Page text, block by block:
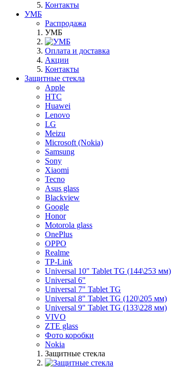
Контакты
УМБ
Распродажа
УМБ
Оплата и доставка
Акции
Контакты
Защитные стекла
Apple
HTC
Huawei
Lenovo
LG
Meizu
Microsoft (Nokia)
Samsung
Sony
Xiaomi
Tecno
Asus glass
Blackview
Google
Honor
Motorola glass
OnePlus
OPPO
Realme
TP-Link
Universal 10" Tablet TG (144\253 мм)
Universal 6"
Universal 7" Tablet TG
Universal 8" Tablet TG (120\205 мм)
Universal 9" Tablet TG (133\228 мм)
VIVO
ZTE glass
Фото коробки
Nokia
Защитные стекла